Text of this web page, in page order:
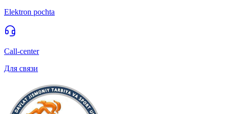
Elektron pochta
Call-center
Для связи